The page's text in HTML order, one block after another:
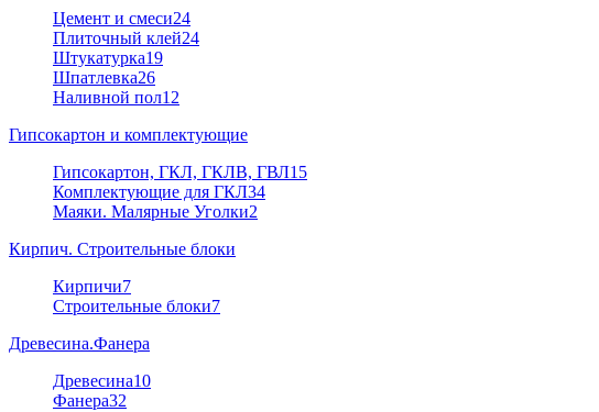
Цемент и смеси24
Плиточный клей24
Штукатурка19
Шпатлевка26
Наливной пол12
Гипсокартон и комплектующие
Гипсокартон, ГКЛ, ГКЛВ, ГВЛ15
Комплектующие для ГКЛ34
Маяки. Малярные Уголки2
Кирпич. Строительные блоки
Кирпичи7
Строительные блоки7
Древесина.Фанера
Древесина10
Фанера32